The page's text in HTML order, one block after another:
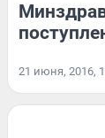
21 июня, 2016,